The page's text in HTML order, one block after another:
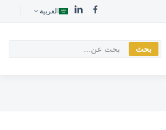
العربية
بحث